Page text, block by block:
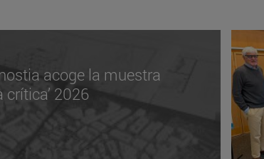
acoge la muestra
crítica’ 2026